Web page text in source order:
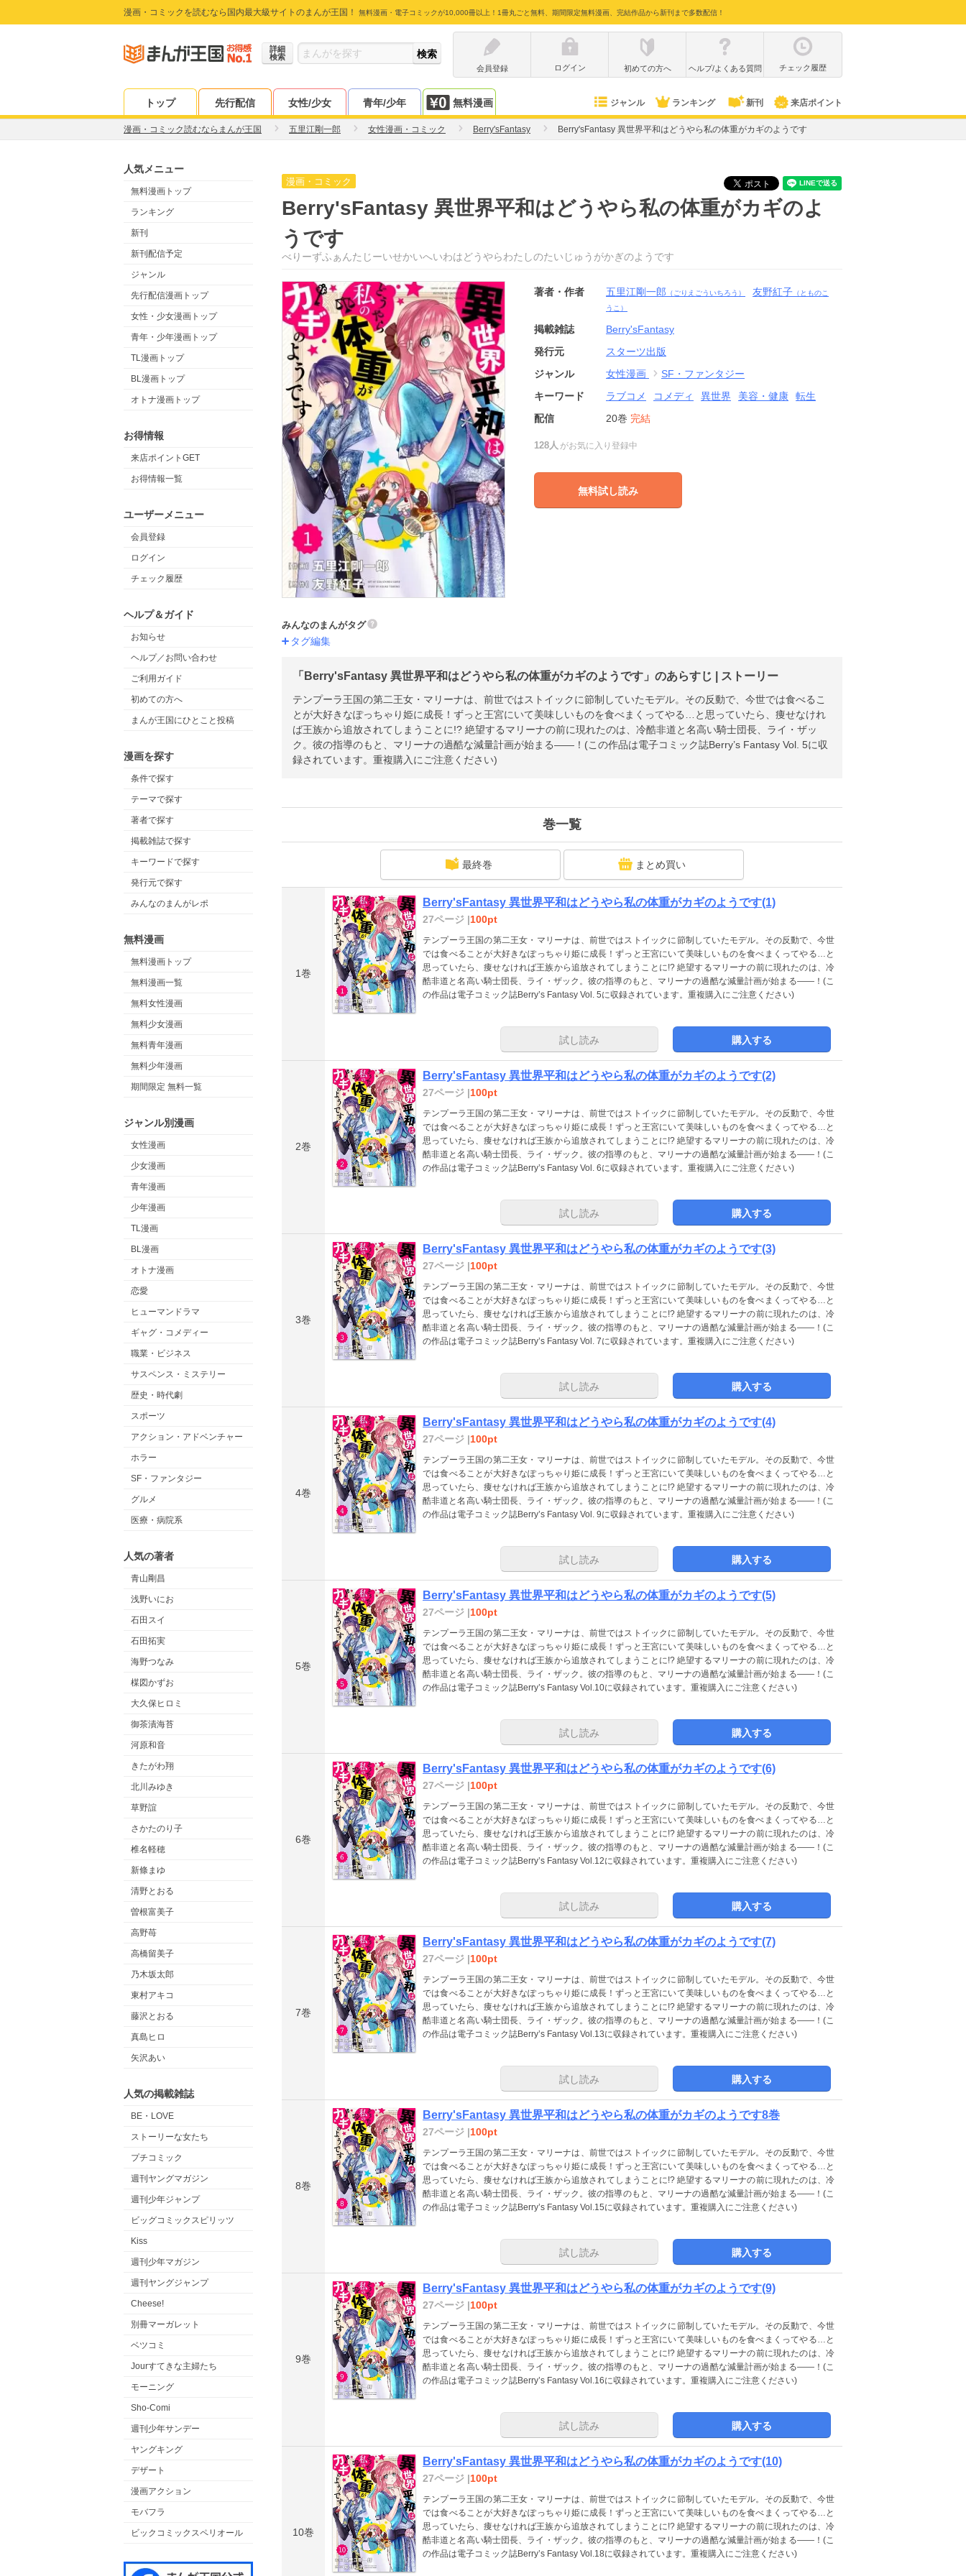
漫画・コミックを読むなら国内最大級サイトのまんが王国！ 無料漫画・電子コミックが10,000冊以上！1冊丸ごと無料、期間限定無料漫画、完結作品から新刊まで多数配信！
詳細
検索
会員登録
ログイン 初めての方へ ヘルプ/よくある質問 チェック履歴
トップ 先行配信 女性/少女 青年/少年 無料漫画 ジャンル ランキング 新刊 来店ポイント
漫画・コミック読むならまんが王国 五里江剛一郎 女性漫画・コミック Berry'sFantasy Berry'sFantasy 異世界平和はどうやら私の体重がカギのようです
人気メニュー
無料漫画トップ
ランキング
新刊
新刊配信予定
ジャンル
先行配信漫画トップ
女性・少女漫画トップ
青年・少年漫画トップ
TL漫画トップ
BL漫画トップ
オトナ漫画トップ
お得情報
来店ポイントGET
お得情報一覧
ユーザーメニュー
会員登録
ログイン
チェック履歴
ヘルプ＆ガイド
お知らせ
ヘルプ／お問い合わせ
ご利用ガイド
初めての方へ
まんが王国にひとこと投稿
漫画を探す
条件で探す
テーマで探す
著者で探す
掲載雑誌で探す
キーワードで探す
発行元で探す
みんなのまんがレポ
無料漫画
無料漫画トップ
無料漫画一覧
無料女性漫画
無料少女漫画
無料青年漫画
無料少年漫画
期間限定 無料一覧
ジャンル別漫画
女性漫画
少女漫画
青年漫画
少年漫画
TL漫画
BL漫画
オトナ漫画
恋愛
ヒューマンドラマ
ギャグ・コメディー
職業・ビジネス
サスペンス・ミステリー
歴史・時代劇
スポーツ
アクション・アドベンチャー
ホラー
SF・ファンタジー
グルメ
医療・病院系
人気の著者
青山剛昌
浅野いにお
石田スイ
石田拓実
海野つなみ
楳図かずお
大久保ヒロミ
御茶漬海苔
河原和音
きたがわ翔
北川みゆき
草野誼
さかたのり子
椎名軽穂
新條まゆ
清野とおる
曽根富美子
高野苺
高橋留美子
乃木坂太郎
東村アキコ
藤沢とおる
真島ヒロ
矢沢あい
人気の掲載雑誌
BE・LOVE
ストーリーな女たち
プチコミック
週刊ヤングマガジン
週刊少年ジャンプ
ビッグコミックスピリッツ
Kiss
週刊少年マガジン
週刊ヤングジャンプ
Cheese!
別冊マーガレット
ベツコミ
Jourすてきな主婦たち
モーニング
Sho-Comi
週刊少年サンデー
ヤングキング
デザート
漫画アクション
モバフラ
ビックコミックスペリオール
漫画・コミック
Berry'sFantasy 異世界平和はどうやら私の体重がカギのよ
うです
べりーずふぁんたじーいせかいへいわはどうやらわたしのたいじゅうがかぎのようです
著者・作者 五里江剛一郎 （ごりえごういちろう） 友野紅子 （とものこ
うこ）
掲載雑誌
Berry'sFantasy
発行元
スターツ出版
ジャンル
女性漫画
SF・ファンタジー
キーワード
ラブコメ コメディ 異世界 美容・健康
転生
配信
20巻 完結
128人 がお気に入り登録中
無料試し読み
みんなのまんがタグ
タグ編集
「Berry'sFantasy 異世界平和はどうやら私の体重がカギのようです」のあらすじ | ストーリー
テンプーラ王国の第二王女・マリーナは、前世ではストイックに節制していたモデル。その反動で、今世では食べるこ
とが大好きなぽっちゃり姫に成長！ずっと王宮にいて美味しいものを食べまくってやる…と思っていたら、痩せなけれ
ば王族から追放されてしまうことに!? 絶望するマリーナの前に現れたのは、冷酷非道と名高い騎士団長、ライ・ザッ
ク。彼の指導のもと、マリーナの過酷な減量計画が始まる――！(この作品は電子コミック誌Berry’s Fantasy Vol. 5に収
録されています。重複購入にご注意ください)
巻一覧
最終巻 まとめ買い
1巻
Berry'sFantasy 異世界平和はどうやら私の体重がカギのようです(1)
27ページ |100pt
テンプーラ王国の第二王女・マリーナは、前世ではストイックに節制していたモデル。その反動で、今世
では食べることが大好きなぽっちゃり姫に成長！ずっと王宮にいて美味しいものを食べまくってやる…と
思っていたら、痩せなければ王族から追放されてしまうことに!? 絶望するマリーナの前に現れたのは、冷
酷非道と名高い騎士団長、ライ・ザック。彼の指導のもと、マリーナの過酷な減量計画が始まる――！(こ
の作品は電子コミック誌Berry’s Fantasy Vol. 5に収録されています。重複購入にご注意ください)
試し読み 購入する
2巻
Berry'sFantasy 異世界平和はどうやら私の体重がカギのようです(2)
27ページ |100pt
テンプーラ王国の第二王女・マリーナは、前世ではストイックに節制していたモデル。その反動で、今世
では食べることが大好きなぽっちゃり姫に成長！ずっと王宮にいて美味しいものを食べまくってやる…と
思っていたら、痩せなければ王族から追放されてしまうことに!? 絶望するマリーナの前に現れたのは、冷
酷非道と名高い騎士団長、ライ・ザック。彼の指導のもと、マリーナの過酷な減量計画が始まる――！(こ
の作品は電子コミック誌Berry’s Fantasy Vol. 6に収録されています。重複購入にご注意ください)
試し読み 購入する
3巻
Berry'sFantasy 異世界平和はどうやら私の体重がカギのようです(3)
27ページ |100pt
テンプーラ王国の第二王女・マリーナは、前世ではストイックに節制していたモデル。その反動で、今世
では食べることが大好きなぽっちゃり姫に成長！ずっと王宮にいて美味しいものを食べまくってやる…と
思っていたら、痩せなければ王族から追放されてしまうことに!? 絶望するマリーナの前に現れたのは、冷
酷非道と名高い騎士団長、ライ・ザック。彼の指導のもと、マリーナの過酷な減量計画が始まる――！(こ
の作品は電子コミック誌Berry’s Fantasy Vol. 7に収録されています。重複購入にご注意ください)
試し読み 購入する
4巻
Berry'sFantasy 異世界平和はどうやら私の体重がカギのようです(4)
27ページ |100pt
テンプーラ王国の第二王女・マリーナは、前世ではストイックに節制していたモデル。その反動で、今世
では食べることが大好きなぽっちゃり姫に成長！ずっと王宮にいて美味しいものを食べまくってやる…と
思っていたら、痩せなければ王族から追放されてしまうことに!? 絶望するマリーナの前に現れたのは、冷
酷非道と名高い騎士団長、ライ・ザック。彼の指導のもと、マリーナの過酷な減量計画が始まる――！(こ
の作品は電子コミック誌Berry’s Fantasy Vol. 9に収録されています。重複購入にご注意ください)
試し読み 購入する
5巻
Berry'sFantasy 異世界平和はどうやら私の体重がカギのようです(5)
27ページ |100pt
テンプーラ王国の第二王女・マリーナは、前世ではストイックに節制していたモデル。その反動で、今世
では食べることが大好きなぽっちゃり姫に成長！ずっと王宮にいて美味しいものを食べまくってやる…と
思っていたら、痩せなければ王族から追放されてしまうことに!? 絶望するマリーナの前に現れたのは、冷
酷非道と名高い騎士団長、ライ・ザック。彼の指導のもと、マリーナの過酷な減量計画が始まる――！(こ
の作品は電子コミック誌Berry’s Fantasy Vol.10に収録されています。重複購入にご注意ください)
試し読み 購入する
6巻
Berry'sFantasy 異世界平和はどうやら私の体重がカギのようです(6)
27ページ |100pt
テンプーラ王国の第二王女・マリーナは、前世ではストイックに節制していたモデル。その反動で、今世
では食べることが大好きなぽっちゃり姫に成長！ずっと王宮にいて美味しいものを食べまくってやる…と
思っていたら、痩せなければ王族から追放されてしまうことに!? 絶望するマリーナの前に現れたのは、冷
酷非道と名高い騎士団長、ライ・ザック。彼の指導のもと、マリーナの過酷な減量計画が始まる――！(こ
の作品は電子コミック誌Berry’s Fantasy Vol.12に収録されています。重複購入にご注意ください)
試し読み 購入する
7巻
Berry'sFantasy 異世界平和はどうやら私の体重がカギのようです(7)
27ページ |100pt
テンプーラ王国の第二王女・マリーナは、前世ではストイックに節制していたモデル。その反動で、今世
では食べることが大好きなぽっちゃり姫に成長！ずっと王宮にいて美味しいものを食べまくってやる…と
思っていたら、痩せなければ王族から追放されてしまうことに!? 絶望するマリーナの前に現れたのは、冷
酷非道と名高い騎士団長、ライ・ザック。彼の指導のもと、マリーナの過酷な減量計画が始まる――！(こ
の作品は電子コミック誌Berry’s Fantasy Vol.13に収録されています。重複購入にご注意ください)
試し読み 購入する
8巻
Berry'sFantasy 異世界平和はどうやら私の体重がカギのようです8巻
27ページ |100pt
テンプーラ王国の第二王女・マリーナは、前世ではストイックに節制していたモデル。その反動で、今世
では食べることが大好きなぽっちゃり姫に成長！ずっと王宮にいて美味しいものを食べまくってやる…と
思っていたら、痩せなければ王族から追放されてしまうことに!? 絶望するマリーナの前に現れたのは、冷
酷非道と名高い騎士団長、ライ・ザック。彼の指導のもと、マリーナの過酷な減量計画が始まる――！(こ
の作品は電子コミック誌Berry’s Fantasy Vol.15に収録されています。重複購入にご注意ください)
試し読み 購入する
9巻
Berry'sFantasy 異世界平和はどうやら私の体重がカギのようです(9)
27ページ |100pt
テンプーラ王国の第二王女・マリーナは、前世ではストイックに節制していたモデル。その反動で、今世
では食べることが大好きなぽっちゃり姫に成長！ずっと王宮にいて美味しいものを食べまくってやる…と
思っていたら、痩せなければ王族から追放されてしまうことに!? 絶望するマリーナの前に現れたのは、冷
酷非道と名高い騎士団長、ライ・ザック。彼の指導のもと、マリーナの過酷な減量計画が始まる――！(こ
の作品は電子コミック誌Berry’s Fantasy Vol.16に収録されています。重複購入にご注意ください)
試し読み 購入する
10巻
Berry'sFantasy 異世界平和はどうやら私の体重がカギのようです(10)
27ページ |100pt
テンプーラ王国の第二王女・マリーナは、前世ではストイックに節制していたモデル。その反動で、今世
では食べることが大好きなぽっちゃり姫に成長！ずっと王宮にいて美味しいものを食べまくってやる…と
思っていたら、痩せなければ王族から追放されてしまうことに!? 絶望するマリーナの前に現れたのは、冷
酷非道と名高い騎士団長、ライ・ザック。彼の指導のもと、マリーナの過酷な減量計画が始まる――！(こ
の作品は電子コミック誌Berry’s Fantasy Vol.18に収録されています。重複購入にご注意ください)